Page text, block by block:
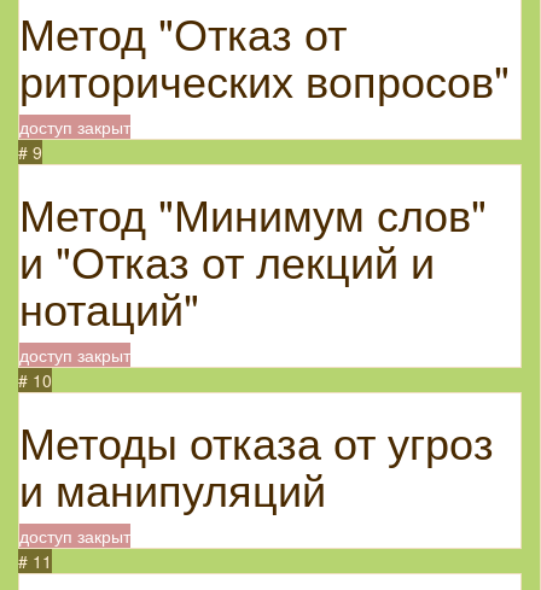
Метод "Отказ от
риторических вопросов"
доступ закрыт
# 9
Метод "Минимум слов"
и "Отказ от лекций и
нотаций"
доступ закрыт
# 10
Методы отказа от угроз
и манипуляций
доступ закрыт
# 11